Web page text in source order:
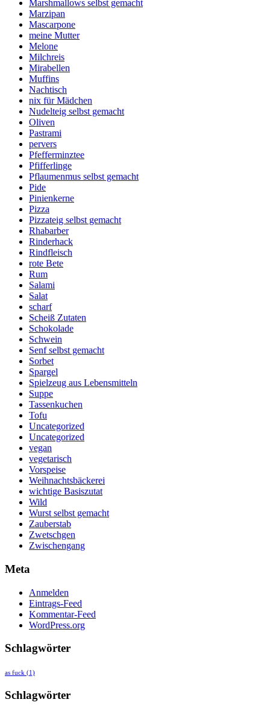
Marshmallows selbst gemacht
Marzipan
Mascarpone
meine Mutter
Melone
Milchreis
Mirabellen
Muffins
Nachtisch
nix für Mädchen
Nudelteig selbst gemacht
Oliven
Pastrami
pervers
Pfefferminztee
Pfifferlinge
Pflaumenmus selbst gemacht
Pide
Pinienkerne
Pizza
Pizzateig selbst gemacht
Rhabarber
Rinderhack
Rindfleisch
rote Bete
Rum
Salami
Salat
scharf
Scheiß Zutaten
Schokolade
Schwein
Senf selbst gemacht
Sorbet
Spargel
Spielzeug aus Lebensmitteln
Suppe
Tassenkuchen
Tofu
Uncategorized
Uncategorized
vegan
vegetarisch
Vorspeise
Weihnachtsbäckerei
wichtige Basiszutat
Wild
Wurst selbst gemacht
Zauberstab
Zwetschgen
Zwischengang
Meta
Anmelden
Eintrags-Feed
Kommentar-Feed
WordPress.org
Schlagwörter
as fuck (1)
Schlagwörter